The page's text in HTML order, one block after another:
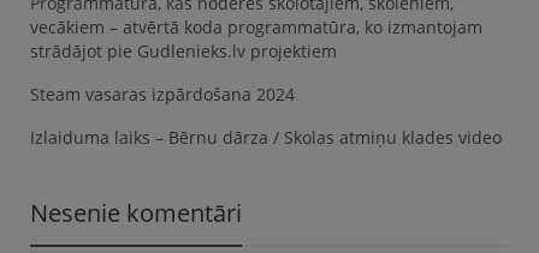
vecākiem – atvērtā koda programmatūra, ko izmantojam
strādājot pie Gudlenieks.lv projektiem
Steam vasaras izpārdošana 2024
Izlaiduma laiks – Bērnu dārza / Skolas atmiņu klades video
Nesenie komentāri